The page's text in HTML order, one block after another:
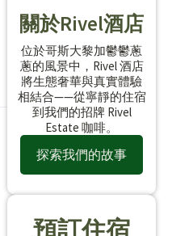
關於Rivel酒店
位於哥斯大黎加鬱鬱蔥
蔥的風景中，Rivel 酒店
將生態奢華與真實體驗
相結合——從寧靜的住宿
到我們的招牌 Rivel
Estate 咖啡。
探索我們的故事